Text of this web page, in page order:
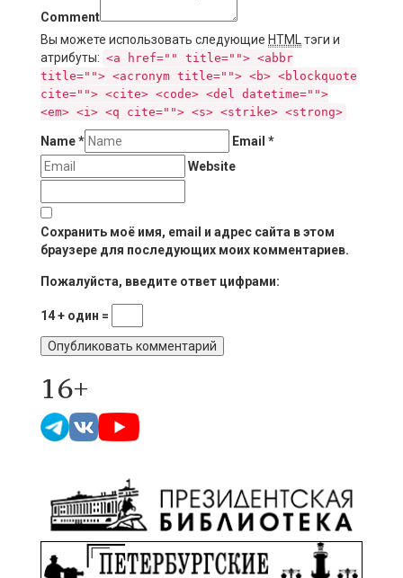
Comment
Вы можете использовать следующие HTMLтэги и
атрибуты: <a href="" title=""> <abbr
title=""> <acronym title=""> <b> <blockquote
cite=""> <cite> <code> <del datetime="">
<em> <i> <q cite=""> <s> <strike> <strong>
Name* Email *
Website
Сохранить моё имя, email и адрес сайта в этом
браузере для последующих моих комментариев.
Пожалуйста, введите ответ цифрами:
14 + один =
16+